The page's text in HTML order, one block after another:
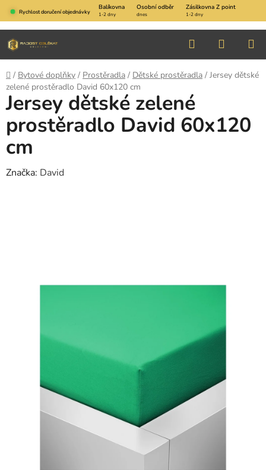
Přejít
na
obsah
Rychlost doručení objednávky
Balíkovna Osobní odběr Zásilkovna Z point
1-2 dny dnes 1-2 dny
Hledat
KOŠÍK
Domů
/ Bytové doplňky / Prostěradla / Dětské prostěradla / Jersey dětské
zelené prostěradlo David 60x120 cm
Jersey dětské zelené
prostěradlo David 60x120
cm
Značka: David